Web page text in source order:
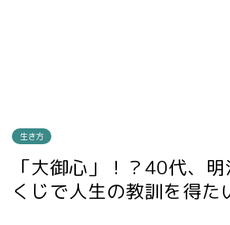
生き方
「大御心」！？40代、
くじで人生の教訓を得た